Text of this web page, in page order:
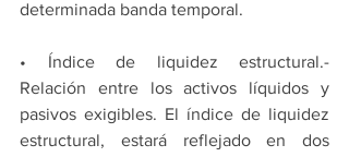
determinada banda temporal.
• Índice de liquidez estructural.-
Relación entre los activos líquidos y
pasivos exigibles. El índice de liquidez
estructural, estará reflejado en dos